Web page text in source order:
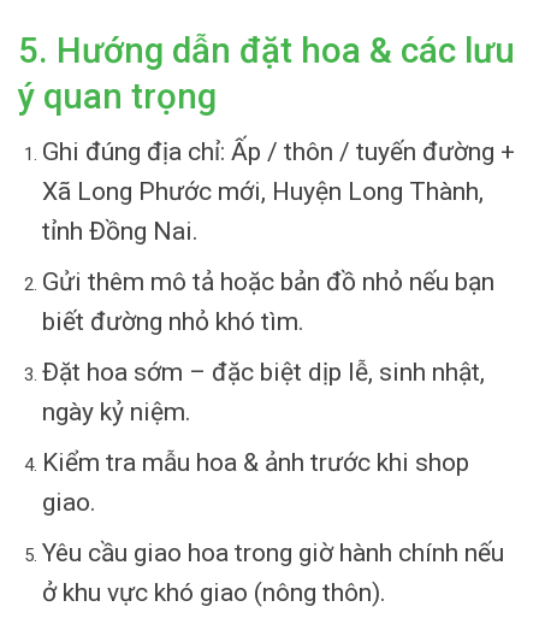
5. Hướng dẫn đặt hoa & các lưu
ý quan trọng
Ghi đúng địa chỉ: Ấp / thôn / tuyến đường +
Xã Long Phước mới, Huyện Long Thành,
tỉnh Đồng Nai.
Gửi thêm mô tả hoặc bản đồ nhỏ nếu bạn
biết đường nhỏ khó tìm.
Đặt hoa sớm – đặc biệt dịp lễ, sinh nhật,
ngày kỷ niệm.
Kiểm tra mẫu hoa & ảnh trước khi shop
giao.
Yêu cầu giao hoa trong giờ hành chính nếu
ở khu vực khó giao (nông thôn).